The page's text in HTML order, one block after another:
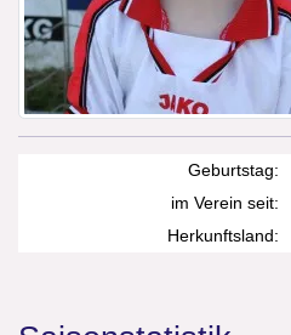
Geburtstag:
im Verein seit:
Herkunftsland: